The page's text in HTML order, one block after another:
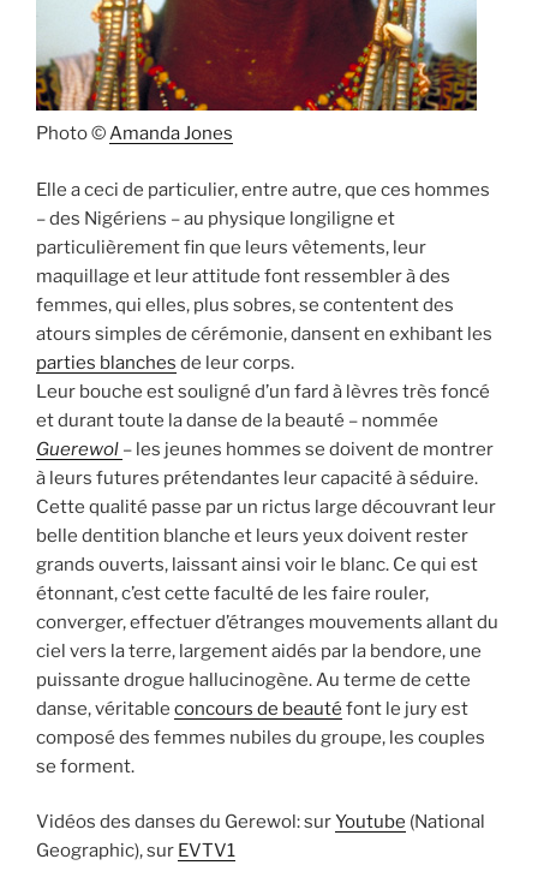
Photo ©Amanda Jones
Elle a ceci de particulier, entre autre, que ces hommes
– des Nigériens – au physique longiligne et
particulièrement fin que leurs vêtements, leur
maquillage et leur attitude font ressembler à des
femmes, qui elles, plus sobres, se contentent des
atours simples de cérémonie, dansent en exhibant les
parties blanches de leur corps.
Leur bouche est souligné d’un fard à lèvres très foncé
et durant toute la danse de la beauté – nommée
Guerewol – les jeunes hommes se doivent de montrer
à leurs futures prétendantes leur capacité à séduire.
Cette qualité passe par un rictus large découvrant leur
belle dentition blanche et leurs yeux doivent rester
grands ouverts, laissant ainsi voir le blanc. Ce qui est
étonnant, c’est cette faculté de les faire rouler,
converger, effectuer d’étranges mouvements allant du
ciel vers la terre, largement aidés par la bendore, une
puissante drogue hallucinogène. Au terme de cette
danse, véritable concours de beauté font le jury est
composé des femmes nubiles du groupe, les couples
se forment.
Vidéos des danses du Gerewol: surYoutube (National
Geographic), sur EVTV1